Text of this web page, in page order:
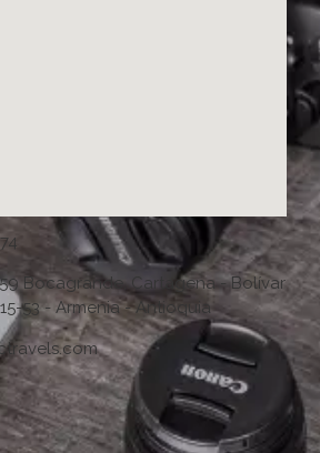
Bocagrande, Cartagena - Bolívar
53 - Armenia - Antioquia